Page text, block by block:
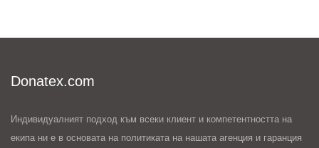
Donatex.com
Индивидуалният подход към всеки клиент и компетентността на
екипа ни е в основата на политиката на нашата агенция и гаранция